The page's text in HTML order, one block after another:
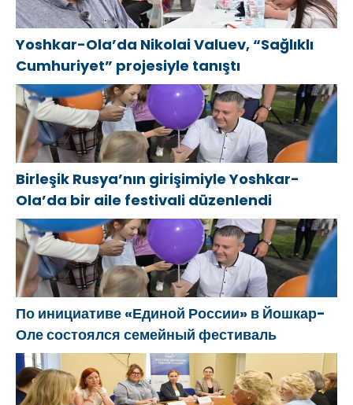
Yoshkar-Ola’da Nikolai Valuev, “Sağlıklı
Cumhuriyet” projesiyle tanıştı
Birleşik Rusya’nın girişimiyle Yoshkar-
Ola’da bir aile festivali düzenlendi
По инициативе «Единой России» в Йошкар-
Оле состоялся семейный фестиваль